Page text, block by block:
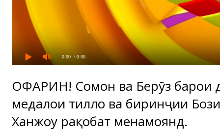
0:00 / 0:00
ОФАРИН! Сомон ва Беҳрӯз барои
медалҳои тилло ва биринҷии
Ханжоу рақобат менамоянд.